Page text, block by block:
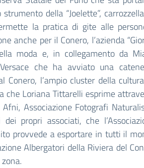
della “Joelette”,
la pratica di gite alle
anche per il Conero, l’azienda
moda e, in collegamento da
che ha avviato una
Conero, l’ampio cluster della
che Loriana Tittarelli esprime
Afni, Associazione Fotografi
propri associati, che
provvede a esportare in tutti il
Albergatori della Riviera del